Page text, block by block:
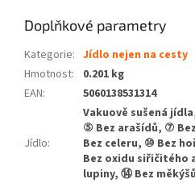
Doplňkové parametry
Kategorie: Jídlo nejen na cesty
Hmotnost:
0.201 kg
EAN: 5060138531314
Jídlo:
Vakuově sušená
⑤ Bez arašídů, ⑦
Bez celeru, ⑩ Bez
Bez oxidu siřičitého
lupiny, ⑭ Bez